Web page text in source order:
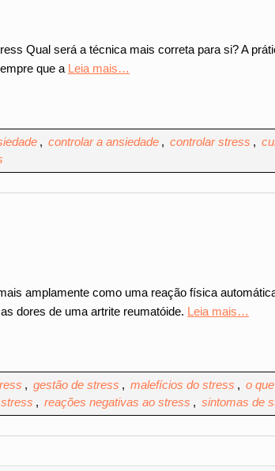
Qual será a técnica mais correta para si? A
que a Leia mais…
, controlar a ansiedade , controlar stress ,
amplamente como uma reação física
dores de uma artrite reumatóide. Leia mais…
, gestão de stress , malefícios do stress , o
, reações negativas ao stress , sintomas de